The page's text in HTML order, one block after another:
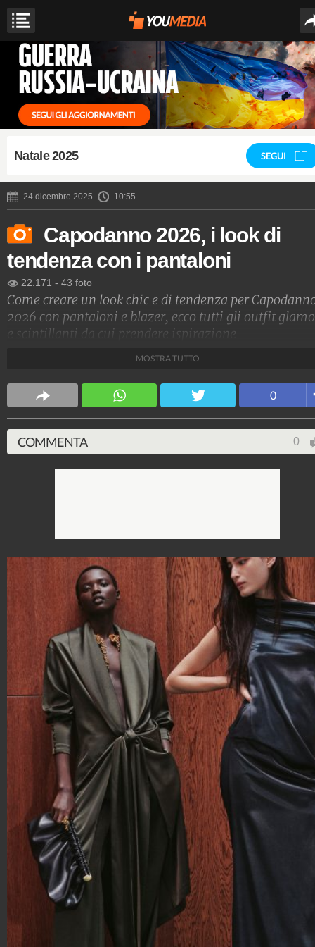
Natale 2025 SEGUI
24 dicembre 2025 10:55
Capodanno 2026, i look di
tendenza con i pantaloni
22.171 - 43 foto
Come creare un look chic e di tendenza per
2026 con pantaloni e blazer, ecco tutti gli outfit
e scintillanti da cui prendere ispirazione
MOSTRA TUTTO
0
COMMENTA 0